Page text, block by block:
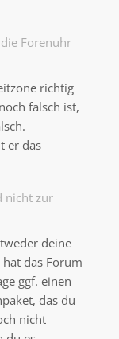
Forenuhr
richtig
falsch ist,
er das
nicht zur
deine
das Forum
ggf. einen
das du
nicht